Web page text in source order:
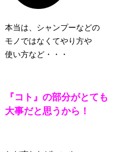
本当は、シャンプーなどの
モノではなくてやり方や
使い方など・・・
『コト』の部分がとても
大事だと思うから！